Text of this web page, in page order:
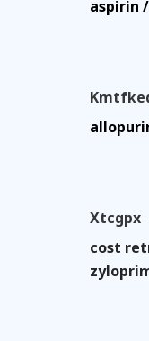
aspirin
Xtcgpx
cost